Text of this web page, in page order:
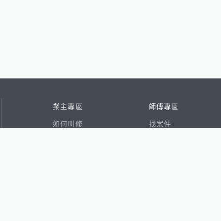
業主專區
如何叫修
師傅專區
找案件